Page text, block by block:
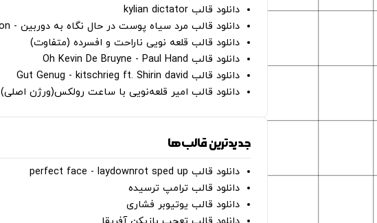
دانلود قالب kylian dictator
دانلود قالب مرد سیاه پوست در حال نگاه به دوربین - son ( کیفیت بیشتر )
دانلود قالب قلعه نویی ناراحت و افسرده (متفاوت)
دانلود قالب Oh Kevin De Bruyne - Paul Hand
دانلود قالب Gut Genug - kitschrieg ft. Shirin david
دانلود قالب امیر قلعه‌نویی با ساعت رولکس(ورژن اصلی)
جدیدترین قالب‌ها
دانلود قالب perfect face - laydownrot sped up
دانلود قالب ترامپ ترسیده
دانلود قالب یوتیوبر فشاری